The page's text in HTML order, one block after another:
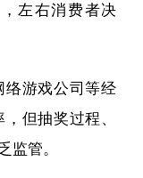
左右消费者决
游戏公司等经
但抽奖过程、
监管。